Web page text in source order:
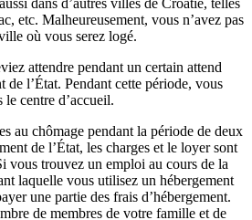
etc. Malheureusement, vous n’avez pas
où vous serez logé.
attendre pendant un certain attend
de l’État. Pendant cette période, vous
le centre d’accueil.
au chômage pendant la période de deux
de l’État, les charges et le loyer sont
vous trouvez un emploi au cours de la
laquelle vous utilisez un hébergement
une partie des frais d’hébergement.
de membres de votre famille et de